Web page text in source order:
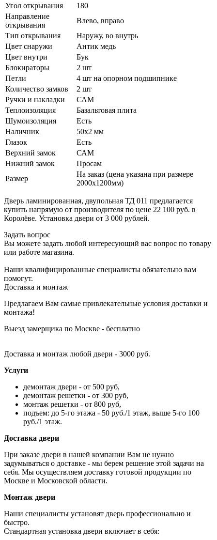
Угол открывания
180
Направление
открывания
Влево, вправо
Тип открывания
Наружу, во внутрь
Цвет снаружи
Антик медь
Цвет внутри
Бук
Блокираторы
2 шт
Петли
4 шт на опорном подшипнике
Количество замков
2 шт
Ручки и накладки
САМ
Теплоизоляция
Базальтовая плита
Шумоизоляция
Есть
Наличник
50х2 мм
Глазок
Есть
Верхний замок
САМ
Нижний замок
Просам
Размер
На заказ (цена указана при размере
2000х1200мм)
Дверь ламинированная, двупольная ТД 011 предлагается
купить напрямую от производителя по цене 22 100 руб. в
Королёве. Установка двери от 3 000 рублей.
Задать вопрос
Вы можете задать любой интересующий вас вопрос по товару
или работе магазина.
Наши квалифицированные специалисты обязательно вам
помогут.
Доставка и монтаж
Предлагаем Вам самые привлекательные условия доставки и
монтажа!
Выезд замерщика по Москве - бесплатно
Доставка и монтаж любой двери - 3000 руб.
Услуги
демонтаж двери - от 500 руб,
демонтаж решетки - от 300 руб,
монтаж решетки - от 800 руб,
подъем: до 5-го этажа - 50 руб./1 этаж, выше 5-го 100
руб./1 этаж.
Доставка двери
При заказе двери в нашей компании Вам не нужно
задумываться о доставке - мы берем решение этой задачи на
себя. Мы осуществляем доставку готовой продукции по
Москве и Московской области.
Монтаж двери
Наши специалисты установят дверь профессионально и
быстро.
Стандартная установка двери включает в себя: